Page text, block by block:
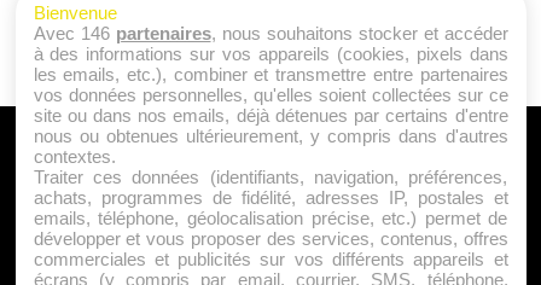
A PROPOS
Qui sommes nous ?
Mentions Légales
Publicité
Bienvenue
Avec 146 partenaires, nous souhaitons stocker et accéder
à des informations sur vos appareils (cookies, pixels dans
les emails, etc.), combiner et transmettre entre partenaires
vos données personnelles, qu'elles soient collectées sur ce
site ou dans nos emails, déjà détenues par certains d'entre
nous ou obtenues ultérieurement, y compris dans d'autres
contextes.
Traiter ces données (identifiants, navigation, préférences,
achats, programmes de fidélité, adresses IP, postales et
emails, téléphone, géolocalisation précise, etc.) permet de
développer et vous proposer des services, contenus, offres
commerciales et publicités sur vos différents appareils et
écrans (y compris par email, courrier, SMS, téléphone,